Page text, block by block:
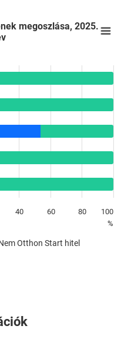
2025. II. félév
összegének
Hitelcél.
%. Data ranges from 0 to
%
megoszlása, 2025.
Otthon Start hitel
40 60 80 100